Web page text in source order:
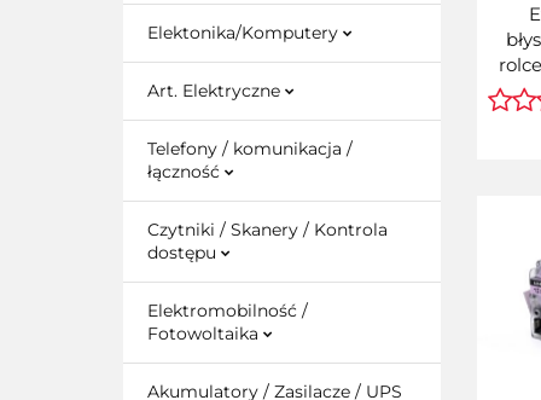
Elektonika/Komputery
Art. Elektryczne
Telefony / komunikacja /
łączność
Czytniki / Skanery / Kontrola
dostępu
Elektromobilność /
Fotowoltaika
Akumulatory / Zasilacze / UPS